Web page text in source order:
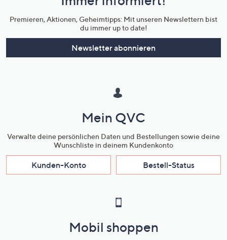
Unternehmensinformationen
Premieren, Aktionen, Geheimtipps: Mit unseren Newslettern bist
du immer up to date!
Newsletter abonnieren
Mein QVC
Verwalte deine persönlichen Daten und Bestellungen sowie deine
Wunschliste in deinem Kundenkonto
Kunden-Konto Bestell-Status
Mobil shoppen